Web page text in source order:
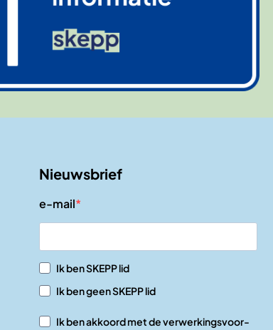
Nieuwsbrief
e-mail
Ik ben SKEPP lid
Ik ben geen SKEPP lid
Ik ben akkoord met de verwerkingsvoor-